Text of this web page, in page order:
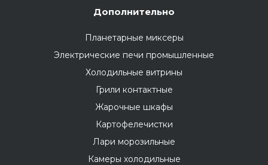
Дополнительно
Планетарные миксеры
Электрические печи промышленные
Холодильные витрины
Грили контактные
Жарочные шкафы
Картофелечистки
Лари морозильные
Камеры холодильные